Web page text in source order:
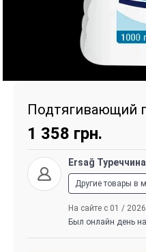
Подтягивающий
1 358 грн.
Ersağ Туреччина
Другие товары в
На сайте с 01 / 2026
Был онлайн день